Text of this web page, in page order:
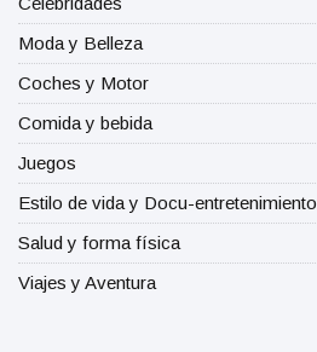
Moda y Belleza
Coches y Motor
Comida y bebida
Juegos
Estilo de vida y Docu-entretenimiento
Salud y forma física
Viajes y Aventura